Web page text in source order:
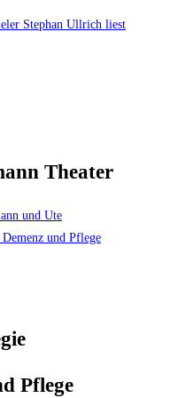
Theater
Pfle­ge